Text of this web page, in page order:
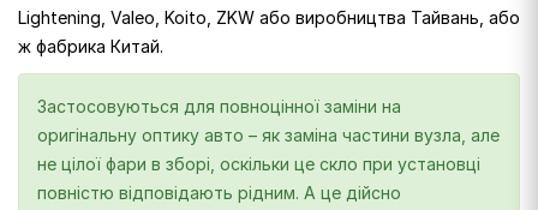
Lightening, Valeo, Koito, ZKW або виробництва Тайвань, або
ж фабрика Китай.
Застосовуються для повноцінної заміни на
оригінальну оптику авто – як заміна частини вузла, але
не цілої фари в зборі, оскільки це скло при установці
повністю відповідають рідним. А це дійсно